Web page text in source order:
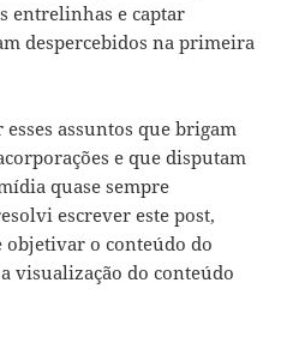
entrelinhas e captar
despercebidos na primeira
assuntos que brigam
e que disputam
quase sempre
escrever este post,
objetivar o conteúdo do
visualização do conteúdo